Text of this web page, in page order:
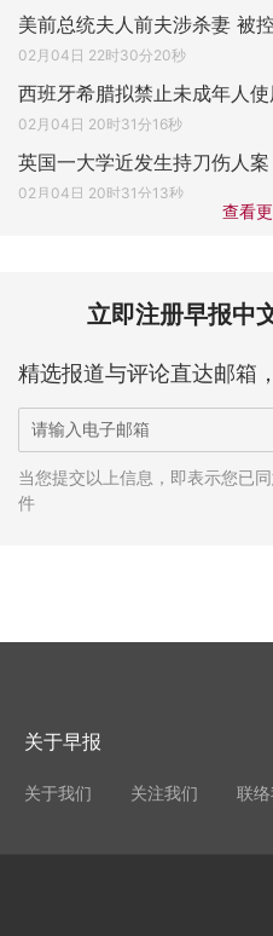
美前总统夫人前夫涉杀妻 被
02月04日 22时30分20秒
西班牙希腊拟禁止未成年人
02月04日 20时31分16秒
英国一大学近发生持刀伤人
02月04日 20时31分13秒
查看
立即注册早报中
精选报道与评论直达邮箱
当您提交以上信息，即表示您已
件
关于早报
关于我们 关注我们 联